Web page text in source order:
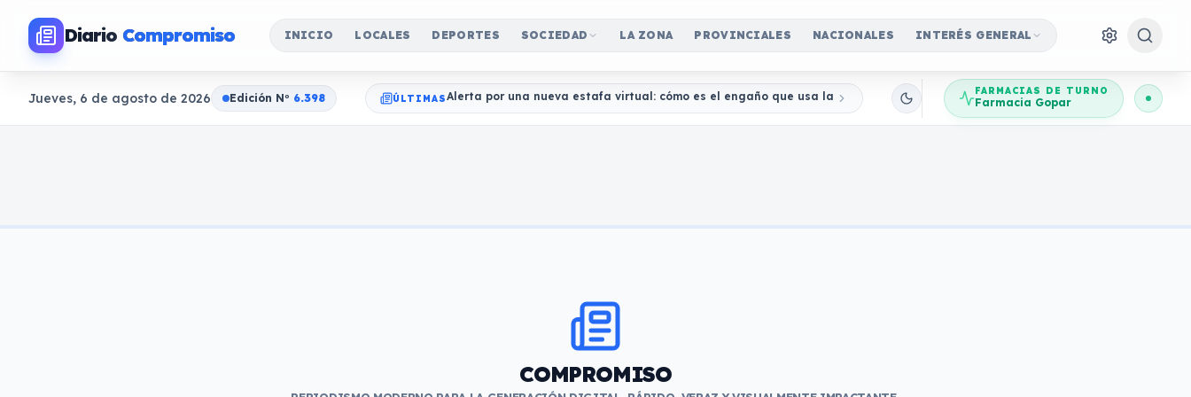
Diario Compromiso INICIO LOCALES DEPORTES SOCIEDAD LA ZONA PROVINCIALES NACIONALES INTERÉS GENERAL
Jueves, 6 de agosto de 2026 Edición No 6.398 ÚLTIMASAlerta por una nueva estafa virtual: cómo es el engaño que usa la imagen del Banco Central para robar ahorros
FARMACIAS DE TURNO
Farmacia Gopar
COMPROMISO